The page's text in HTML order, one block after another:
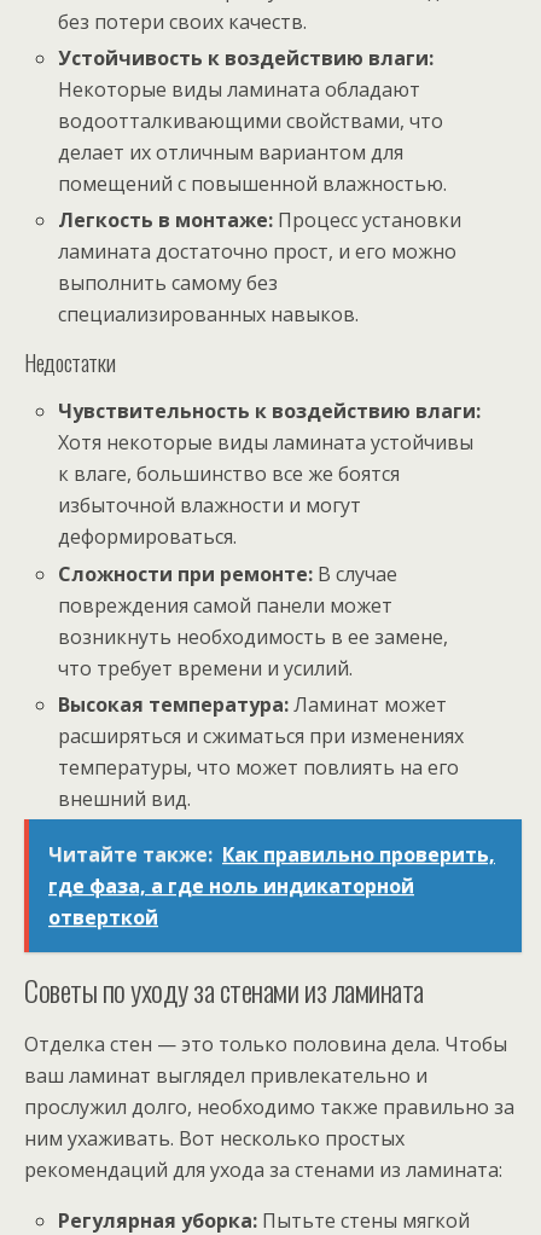
без потери своих качеств.
Устойчивость к воздействию влаги:
Некоторые виды ламината обладают
водоотталкивающими свойствами, что
делает их отличным вариантом для
помещений с повышенной влажностью.
Легкость в монтаже: Процесс установки
ламината достаточно прост, и его можно
выполнить самому без
специализированных навыков.
Недостатки
Чувствительность к воздействию влаги:
Хотя некоторые виды ламината устойчивы
к влаге, большинство все же боятся
избыточной влажности и могут
деформироваться.
Сложности при ремонте: В случае
повреждения самой панели может
возникнуть необходимость в ее замене,
что требует времени и усилий.
Высокая температура:Ламинат может
расширяться и сжиматься при изменениях
температуры, что может повлиять на его
внешний вид.
Читайте также: Как правильно проверить,
где фаза, а где ноль индикаторной
отверткой
Советы по уходу за стенами из ламината
Отделка стен — это только половина дела. Чтобы
ваш ламинат выглядел привлекательно и
прослужил долго, необходимо также правильно за
ним ухаживать. Вот несколько простых
рекомендаций для ухода за стенами из ламината:
Регулярная уборка: Пытьте стены мягкой